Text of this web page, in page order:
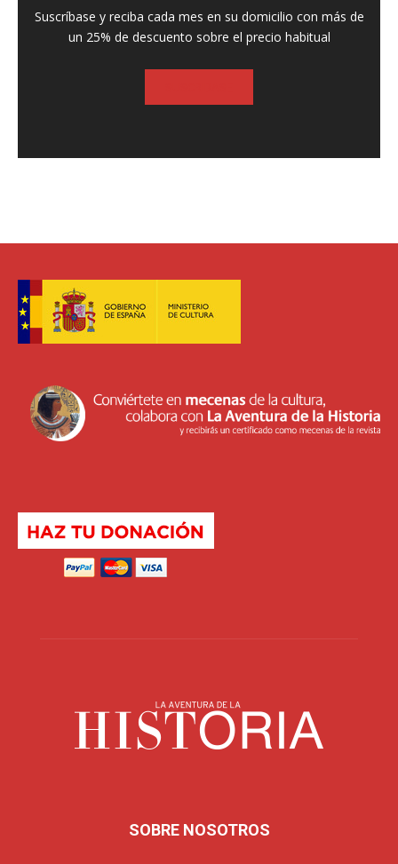
Suscríbase y reciba cada mes en su domicilio con más de
un 25% de descuento sobre el precio habitual
SOBRE NOSOTROS